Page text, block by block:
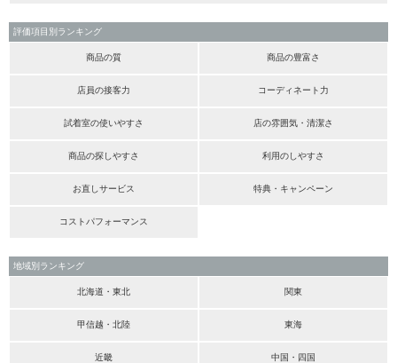
評価項目別ランキング
商品の質 商品の豊富さ
店員の接客力 コーディネート力
試着室の使いやすさ 店の雰囲気・清潔さ
商品の探しやすさ 利用のしやすさ
お直しサービス 特典・キャンペーン
コストパフォーマンス
地域別ランキング
北海道・東北 関東
甲信越・北陸 東海
近畿 中国・四国